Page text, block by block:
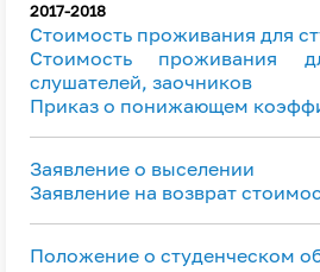
2017-2018
Стоимость проживания для
Стоимость проживания
слушателей, заочников
Приказ о понижающем
Заявление о выселении
Заявление на возврат
Положение о студенческом